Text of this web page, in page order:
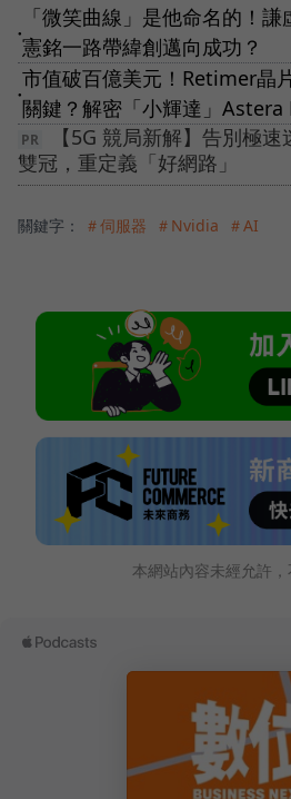
●
「微笑曲線」是他命名的！
憲銘一路帶緯創邁向成功？
●
市值破百億美元！Retimer晶
關鍵？解密「小輝達」Astera
【5G 競局新解】告別極
雙冠，重定義「好網路」
關鍵字： ＃伺服器 ＃Nvidia ＃AI
本網站內容未經允許，